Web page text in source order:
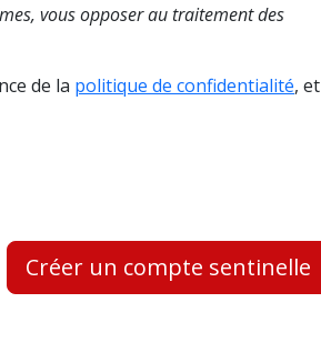
vous opposer au traitement des
de la politique de confidentialité, et
Créer un compte sentinelle